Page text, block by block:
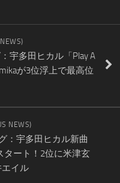
宇多田ヒカル「Play A
が3位浮上で最高位
NEWS)
：宇多田ヒカル新曲
タート！2位に米津玄
イル